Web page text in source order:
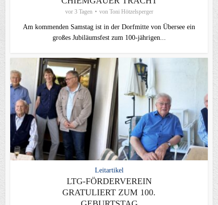
vor 3 Tagen von Toni Hötzelsperger
Am kommenden Samstag ist in der Dorfmitte von Übersee ein
großes Jubiläumsfest zum 100-jährigen...
Leitartikel
LTG-FÖRDERVEREIN
GRATULIERT ZUM 100.